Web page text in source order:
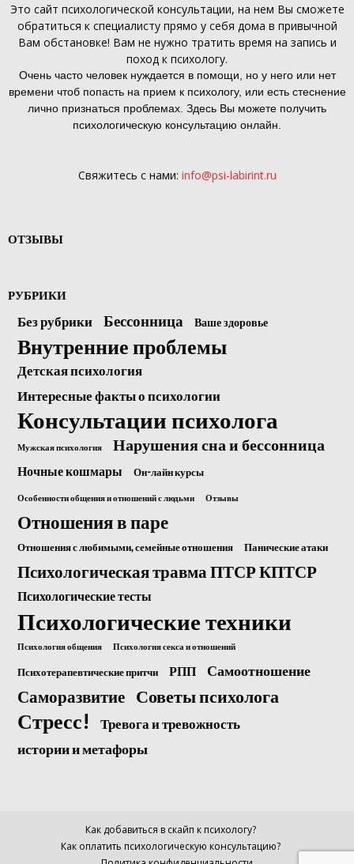
Это сайт психологической консультации, на нем Вы сможете
обратиться к специалисту прямо у себя дома в привычной
Вам обстановке! Вам не нужно тратить время на запись и
поход к психологу.
Очень часто человек нуждается в помощи, но у него или нет
времени чтоб попасть на прием к психологу, или есть стеснение
лично признаться проблемах. Здесь Вы можете получить
психологическую консультацию онлайн.
Свяжитесь с нами: info@psi-labirint.ru
ОТЗЫВЫ
РУБРИКИ
Без рубрики Бессонница Ваше здоровье
Внутренние проблемы
Детская психология
Интересные факты о психологии
Консультации психолога
Мужская психология Нарушения сна и бессонница
Ночные кошмары Он-лайн курсы
Особенности общения и отношений с людьми Отзывы
Отношения в паре
Отношения с любимыми, семейные отношения Панические атаки
Психологическая травма ПТСР КПТСР
Психологические тесты
Психологические техники
Психология общения Психология секса и отношений
Психотерапевтические притчи РПП Самоотношение
Саморазвитие Советы психолога
Стресс! Тревога и тревожность
истории и метафоры
Как добавиться в скайп к психологу?
Как оплатить психологическую консультацию?